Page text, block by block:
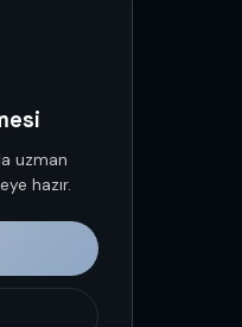
uzman
hazır.